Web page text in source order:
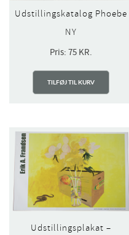
Udstillingskatalog Phoebe
NY
Pris: 75 KR.
TILFØJ TIL KURV
Udstillingsplakat –